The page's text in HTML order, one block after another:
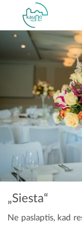
„Siesta“
Ne paslaptis, kad